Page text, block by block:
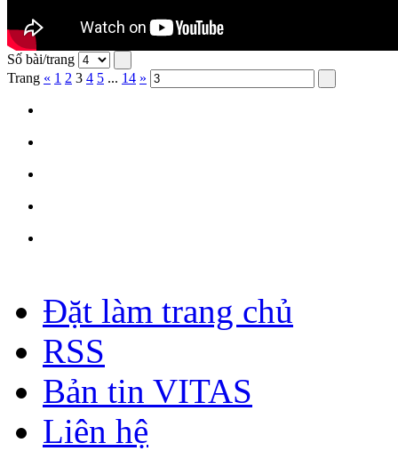
Số bài/trang
Trang « 1 2 3 4 5 ... 14 »
Đặt làm trang chủ
RSS
Bản tin VITAS
Liên hệ